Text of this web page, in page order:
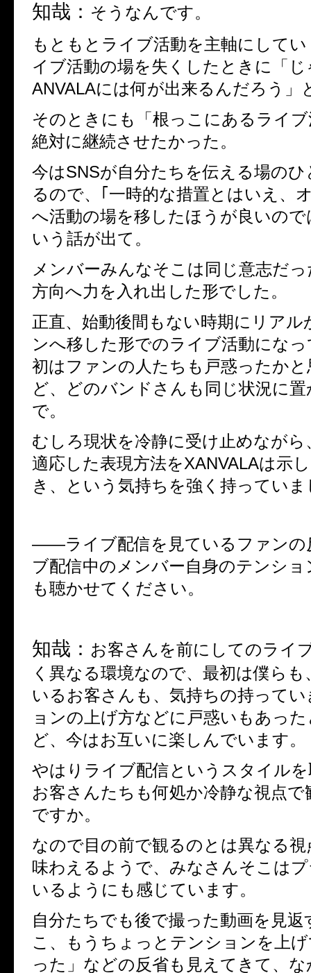
知哉： そうなんです。
もともとライブ活動を主軸にして
イブ活動の場を失くしたときに「
ANVALAには何が出来るんだろう」
そのときにも「根っこにあるライ
絶対に継続させたかった。
今はSNSが自分たちを伝える場の
るので、｢一時的な措置とはいえ、
へ活動の場を移したほうが良いの
いう話が出て。
メンバーみんなそこは同じ意志だ
方向へ力を入れ出した形でした。
正直、始動後間もない時期にリアル
ンへ移した形でのライブ活動にな
初はファンの人たちも戸惑ったか
ど、どのバンドさんも同じ状況に
で。
むしろ現状を冷静に受け止めながら
適応した表現方法をXANVALAは示
き、という気持ちを強く持っていま
――ライブ配信を見ているファン
ブ配信中のメンバー自身のテンシ
も聴かせてください。
知哉： お客さんを前にしてのライ
く異なる環境なので、最初は僕ら
いるお客さんも、気持ちの持って
ョンの上げ方などに戸惑いもあっ
ど、今はお互いに楽しんでいます。
やはりライブ配信というスタイル
お客さんたちも何処か冷静な視点
ですか。
なので目の前で観るのとは異なる
味わえるようで、みなさんそこは
いるようにも感じています。
自分たちでも後で撮った動画を見返
こ、もうちょっとテンションを上
った」などの反省も見えてきて、